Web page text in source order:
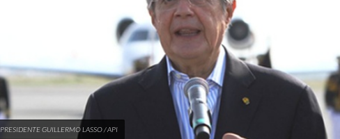
PRESIDENTE GUILLERMO LASSO / API